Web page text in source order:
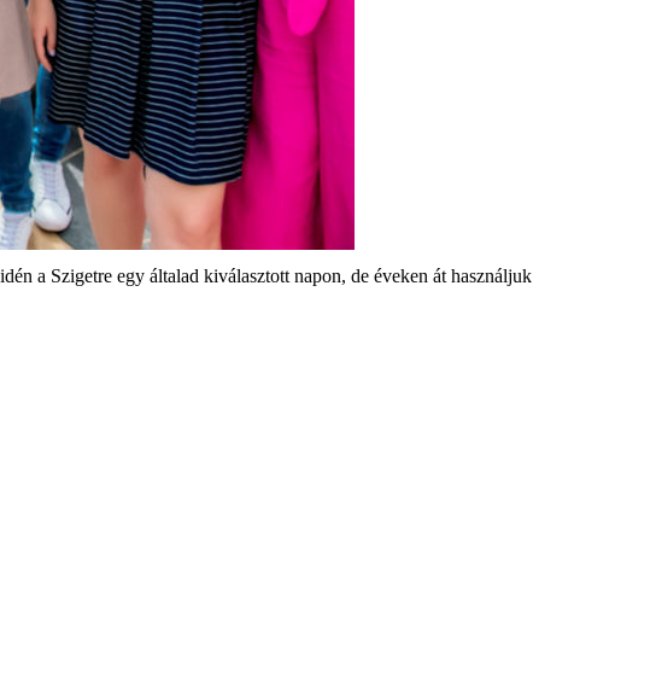
a Szigetre egy általad kiválasztott napon, de éveken át használjuk